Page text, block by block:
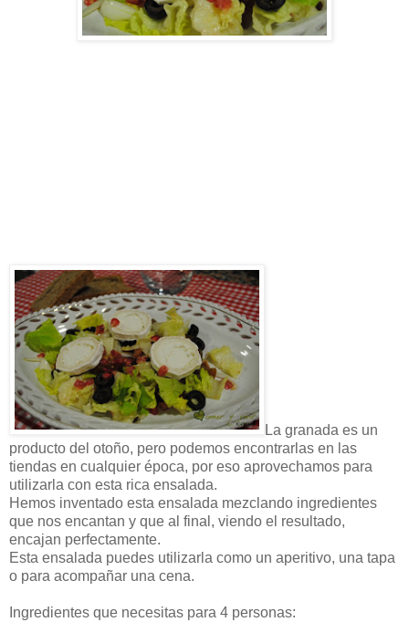
La granada es un
producto del otoño, pero podemos encontrarlas en las
tiendas en cualquier época, por eso aprovechamos para
utilizarla con esta rica ensalada.
Hemos inventado esta ensalada mezclando ingredientes
que nos encantan y que al final, viendo el resultado,
encajan perfectamente.
Esta ensalada puedes utilizarla como un aperitivo, una tapa
o para acompañar una cena.
Ingredientes que necesitas para 4 personas: